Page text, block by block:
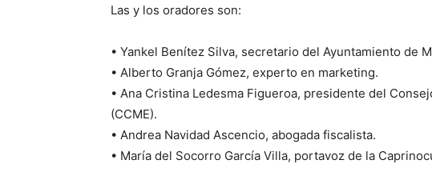
Las y los oradores son:
• Yankel Benítez Silva, secretario del Ayuntamiento de
• Alberto Granja Gómez, experto en marketing.
• Ana Cristina Ledesma Figueroa, presidente del
(CCME).
• Andrea Navidad Ascencio, abogada fiscalista.
• María del Socorro García Villa, portavoz de la